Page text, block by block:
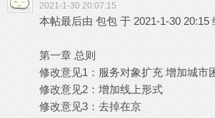
2021-1-30 20:07:15
本帖最后由 包包 于 2021-1-30 20:15
第一章 总则
修改意见1：服务对象扩充 增加城市
修改意见2：增加线上形式
修改意见3：去掉在京